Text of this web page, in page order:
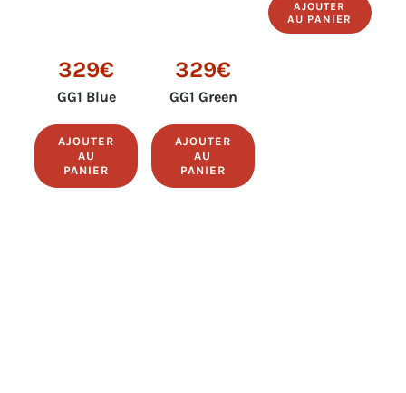
329€
GG1 Blue
AJOUTER
AU
PANIER
329€
GG1 Green
AJOUTER
AU
PANIER
AJOUTER
AU PANIER